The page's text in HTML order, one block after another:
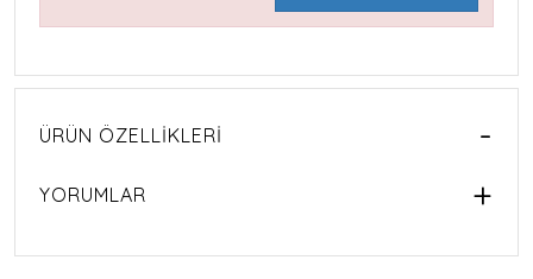
ÜRÜN ÖZELLIKLERI
YORUMLAR